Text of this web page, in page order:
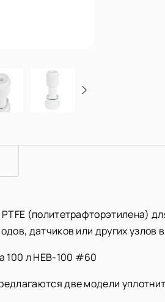
(политетрафторэтилена)
датчиков или других узлов
100 л HEB-100 #60
две модели